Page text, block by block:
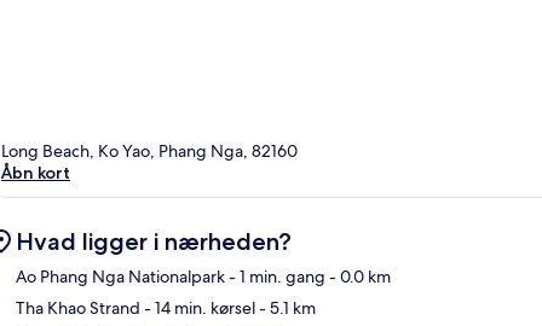
Long Beach, Ko Yao, Phang Nga, 82160
Åbn kort
Hvad ligger i nærheden?
Ao Phang Nga Nationalpark- 1 min. gang - 0.0 km
Tha Khao Strand - 14 min. kørsel- 5.1 km